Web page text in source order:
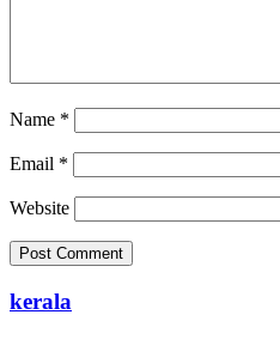
Name *
Email *
Website
kerala